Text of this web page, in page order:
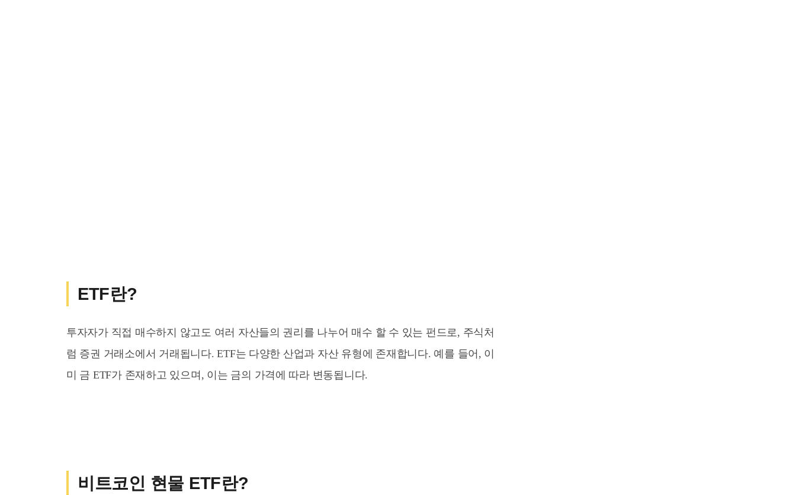
ETF란?
투자자가 직접 매수하지 않고도 여러 자산들의 권리를 나누어 매수 할 수 있는 펀드로, 주식처
럼 증권 거래소에서 거래됩니다. ETF는 다양한 산업과 자산 유형에 존재합니다. 예를 들어, 이
미 금 ETF가 존재하고 있으며, 이는 금의 가격에 따라 변동됩니다.
비트코인 현물 ETF란?